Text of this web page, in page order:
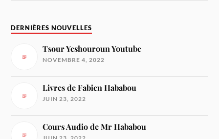
DERNIÈRES NOUVELLES
Tsour Yeshouroun Youtube
NOVEMBRE 4, 2022
Livres de Fabien Hababou
JUIN 23, 2022
Cours Audio de Mr Hababou